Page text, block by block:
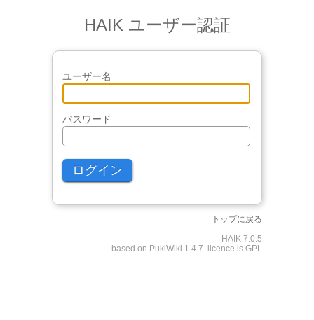
HAIK ユーザー認証
ユーザー名
パスワード
トップに戻る
HAIK 7.0.5
based on PukiWiki 1.4.7. licence is GPL